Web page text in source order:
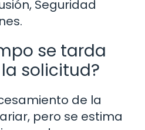
Seguridad
se tarda
solicitud?
de la
pero se estima